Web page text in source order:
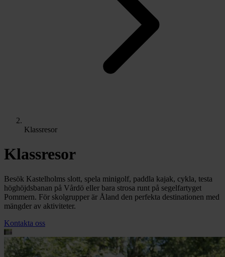
Klassresor
Klassresor
Besök Kastelholms slott, spela minigolf, paddla kajak, cykla, testa
höghöjdsbanan på Vårdö eller bara strosa runt på segelfartyget
Pommern. För skolgrupper är Åland den perfekta destinationen med
mängder av aktiviteter.
Kontakta oss